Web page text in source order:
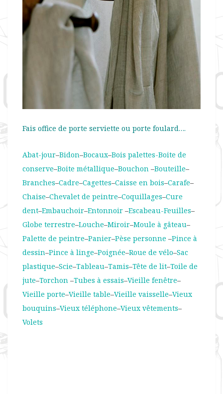
Fais office de porte serviette ou porte foulard….
Abat-jour–Bidon–Bocaux–Bois palettes-Boite de
conserve–Boite métallique–Bouchon –Bouteille–
Branches–Cadre–Cagettes–Caisse en bois–Carafe–
Chaise–Chevalet de peintre–Coquillages–Cure
dent–Embauchoir–Entonnoir –Escabeau-Feuilles–
Globe terrestre–Louche–Miroir–Moule à gâteau–
Palette de peintre–Panier–Pèse personne –Pince à
dessin–Pince à linge–Poignée–Roue de vélo–Sac
plastique–Scie–Tableau–Tamis–Tête de lit–Toile de
jute–Torchon –Tubes à essais–Vieille fenêtre–
Vieille porte–Vieille table–Vieille vaisselle–Vieux
bouquins–Vieux téléphone–Vieux vêtements–
Volets